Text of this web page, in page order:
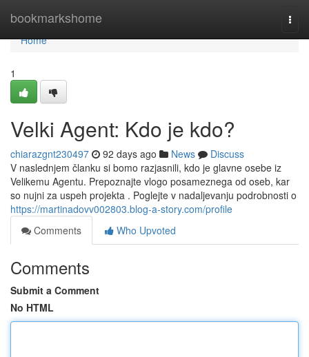
bookmarkshome
Home
Home
1
Velki Agent: Kdo je kdo?
chiarazgnt230497 92 days ago News
Discuss
V naslednjem članku si bomo razjasnili, kdo je glavne osebe iz
Velikemu Agentu. Prepoznajte vlogo posameznega od oseb, kar
so nujni za uspeh projekta . Poglejte v nadaljevanju podrobnosti o
https://martinadovv002803.blog-a-story.com/profile
Comments
Who Upvoted
Comments
Submit a Comment
No HTML